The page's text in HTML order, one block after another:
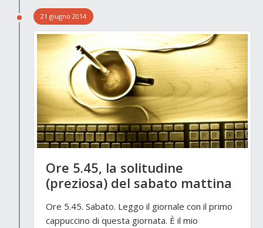
21 giugno 2014
Ore 5.45, la solitudine
(preziosa) del sabato mattina
Ore 5.45. Sabato. Leggo il giornale con il primo
cappuccino di questa giornata. È il mio